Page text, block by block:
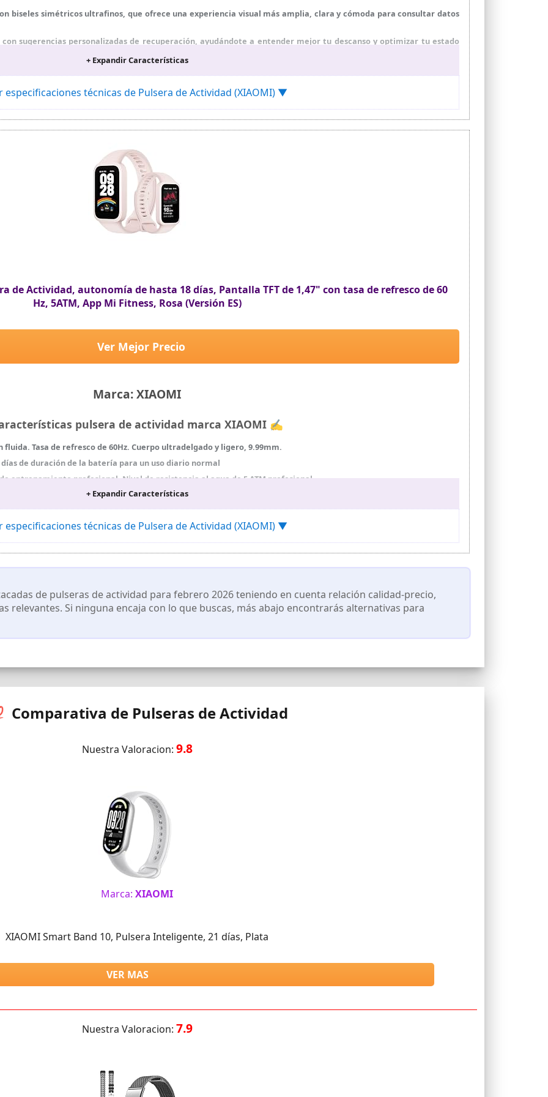
biseles simétricos ultrafinos, que ofrece una experiencia visual más amplia, clara y cómoda para consultar datos
sugerencias personalizadas de recuperación, ayudándote a entender mejor tu descanso y optimizar tu estado
carga rápida, pensada para una larga duración y para reducir la necesidad de cargas frecuentes en el uso diario.
en varios materiales, para adaptarse a distintos estilos de uso y combinar comodidad, personalidad y aspecto
con modo profesional de natación y transmisión de frecuencia cardíaca en tiempo real para entrenamientos más
+ Expandir Características
especificaciones técnicas de Pulsera de Actividad (XIAOMI) ▼
de Actividad, autonomía de hasta 18 días, Pantalla TFT de 1,47" con tasa de refresco de 60
Hz, 5ATM, App Mi Fitness, Rosa (Versión ES)
Marca: XIAOMI
Ver Mejor Precio
pulsera de actividad marca XIAOMI ✍
fluida. Tasa de refresco de 60Hz. Cuerpo ultradelgado y ligero, 9.99mm.
de duración de la batería para un uso diario normal
entrenamiento profesional. Nivel de resistencia al agua de 5 ATM profesional
de la frecuencia cardíaca durante todo el día. Monitorización de SpO2 durante todo el día
Correas luminosas para mejorar la seguridad y visibilidad. Más de 100 esferas de reloj disponibles para elegir, con la
foto durante actividad nocturna
+ Expandir Características
especificaciones técnicas de Pulsera de Actividad (XIAOMI) ▼
de pulseras de actividad para febrero 2026 teniendo en cuenta relación calidad-precio,
relevantes. Si ninguna encaja con lo que buscas, más abajo encontrarás alternativas para
Comparativa de Pulseras de Actividad
Nuestra Valoracion: 9.8
Marca: XIAOMI
XIAOMI Smart Band 10, Pulsera Inteligente, 21 días, Plata
VER MAS
Nuestra Valoracion: 7.9